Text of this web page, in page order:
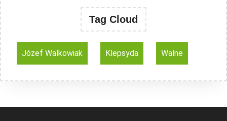
Tag Cloud
Józef Walkowiak Klepsyda Walne